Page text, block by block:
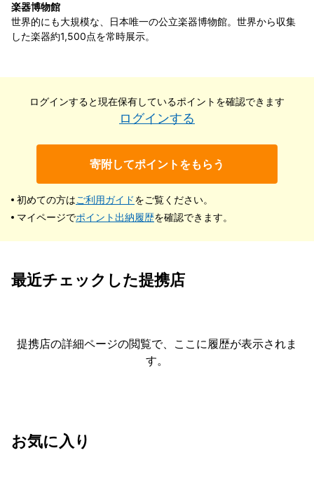
楽器博物館
世界的にも大規模な、日本唯一の公立楽器博物館。世界から収集
した楽器約1,500点を常時展示。
ログインすると現在保有しているポイントを確認できます
ログインする
寄附してポイントをもらう
初めての方はご利用ガイドをご覧ください。
マイページでポイント出納履歴を確認できます。
最近チェックした提携店
提携店の詳細ページの閲覧で、ここに履歴が表示されま
す。
お気に入り